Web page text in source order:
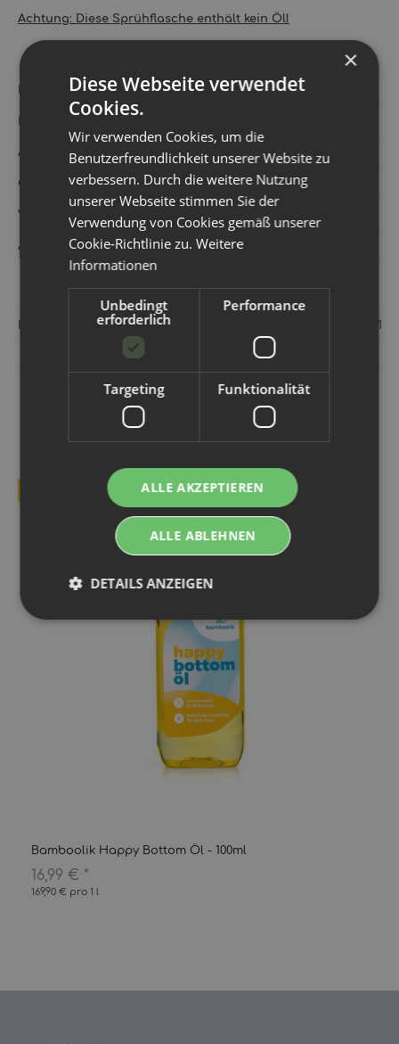
Achtung: Diese Sprühflasche enthält kein Öl!
Hersteller: Bamboolik
Artikelnummer:
GTIN: 4063892998394
Versandgewicht‍:
Artikelgewicht‍: 0,01 kg
Bamboolik s.r.o. (GmbH/ LLC) Jecná 1321 29a
KUNDEN KAUFTEN DAZU FOLGENDE
Bamboolik Happy Bottom Öl - 100ml
16,99 € *
169,90 € pro 1 l
×
Diese Webseite verwendet
Cookies.
Wir verwenden Cookies, um die
Benutzerfreundlichkeit unserer Website zu
verbessern. Durch die weitere Nutzung
unserer Webseite stimmen Sie der
Verwendung von Cookies gemäß unserer
Cookie-Richtlinie zu.Weitere
Informationen
Unbedingt
erforderlich
Performance
Targeting Funktionalität
ALLE AKZEPTIEREN
ALLE ABLEHNEN
DETAILS ANZEIGEN